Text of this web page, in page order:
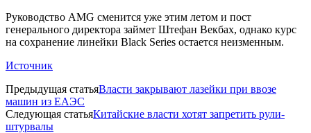
Руководство AMG сменится уже этим летом и пост
генерального директора займет Штефан Векбах, однако курс
на сохранение линейки Black Series остается неизменным.
Источник
Предыдущая статьяВласти закрывают лазейки при ввозе
машин из ЕАЭС
Следующая статьяКитайские власти хотят запретить рули-
штурвалы